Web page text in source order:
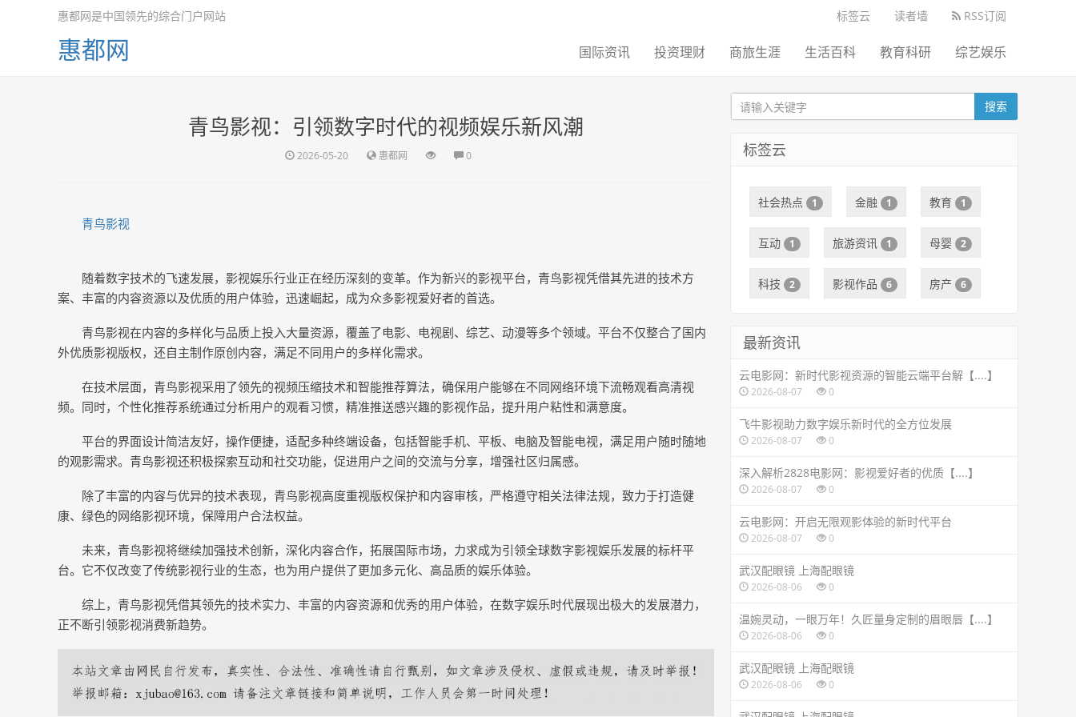
标签云 读者墙 RSS订阅
惠都网是中国领先的综合门户网站
惠都网 国际资讯 投资理财 商旅生涯 生活百科 教育科研 综艺娱乐
青鸟影视：引领数字时代的视频娱乐新风潮
2026-05-20 惠都网 0
青鸟影视
随着数字技术的飞速发展，影视娱乐行业正在经历深刻的变革。作为新兴的影视平台，青鸟影视凭借其先进的技术方
案、丰富的内容资源以及优质的用户体验，迅速崛起，成为众多影视爱好者的首选。
青鸟影视在内容的多样化与品质上投入大量资源，覆盖了电影、电视剧、综艺、动漫等多个领域。平台不仅整合了国内
外优质影视版权，还自主制作原创内容，满足不同用户的多样化需求。
在技术层面，青鸟影视采用了领先的视频压缩技术和智能推荐算法，确保用户能够在不同网络环境下流畅观看高清视
频。同时，个性化推荐系统通过分析用户的观看习惯，精准推送感兴趣的影视作品，提升用户粘性和满意度。
平台的界面设计简洁友好，操作便捷，适配多种终端设备，包括智能手机、平板、电脑及智能电视，满足用户随时随地
的观影需求。青鸟影视还积极探索互动和社交功能，促进用户之间的交流与分享，增强社区归属感。
除了丰富的内容与优异的技术表现，青鸟影视高度重视版权保护和内容审核，严格遵守相关法律法规，致力于打造健
康、绿色的网络影视环境，保障用户合法权益。
未来，青鸟影视将继续加强技术创新，深化内容合作，拓展国际市场，力求成为引领全球数字影视娱乐发展的标杆平
台。它不仅改变了传统影视行业的生态，也为用户提供了更加多元化、高品质的娱乐体验。
综上，青鸟影视凭借其领先的技术实力、丰富的内容资源和优秀的用户体验，在数字娱乐时代展现出极大的发展潜力，
正不断引领影视消费新趋势。
搜索
标签云
社会热点 1 金融 1 教育 1
互动 1 旅游资讯 1 母婴 2
科技 2 影视作品 6 房产 6
最新资讯
云电影网：新时代影视资源的智能云端平台解【....】
2026-08-07 0
飞牛影视助力数字娱乐新时代的全方位发展
2026-08-07 0
深入解析2828电影网：影视爱好者的优质【....】
2026-08-07 0
云电影网：开启无限观影体验的新时代平台
2026-08-07 0
武汉配眼镜 上海配眼镜
2026-08-06 0
温婉灵动，一眼万年！久匠量身定制的眉眼唇【....】
2026-08-06 0
武汉配眼镜 上海配眼镜
2026-08-06 0